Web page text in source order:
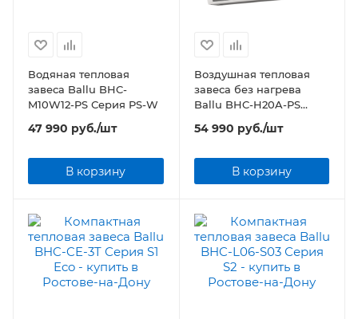
Водяная тепловая
завеса Ballu BHC-
M10W12-PS Серия PS-W
47 990 руб./шт
В корзину
Воздушная тепловая
завеса без нагрева
Ballu BHC-H20A-PS
54 990 руб./шт
В корзину